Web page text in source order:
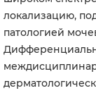
локализацию,
патологией